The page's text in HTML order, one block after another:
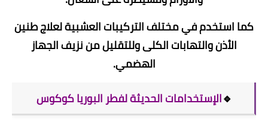
كما استخدم في مختلف التركيبات العشبية لعلاج طنين
الأذن والتهابات الكلى وللتقليل من نزيف الجهاز
الهضمي.
🔹الإستخدامات الحديثة لفطر البوريا كوكوس